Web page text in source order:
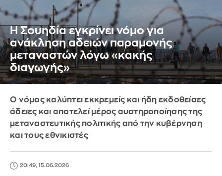
Η Σουηδία εγκρίνει νόμο για
ανάκληση αδειών παραμονής
μεταναστών λόγω «κακής
διαγωγής»
Ο νόμος καλύπτει εκκρεμείς και ήδη εκδοθείσες
άδειες και αποτελεί μέρος αυστηροποίησης της
μεταναστευτικής πολιτικής από την κυβέρνηση
και τους εθνικιστές
20:49, 15.06.2026